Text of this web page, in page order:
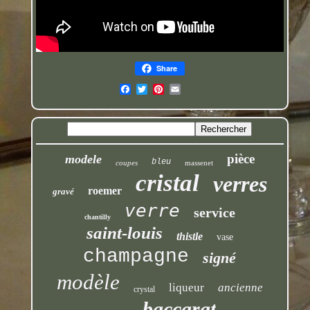
Share
modele coupes bleu massenet pièce
gravé roemer cristal verres
chantilly verre service
saint-louis thistle vase
champagne signé
modèle crystal liqueur ancienne